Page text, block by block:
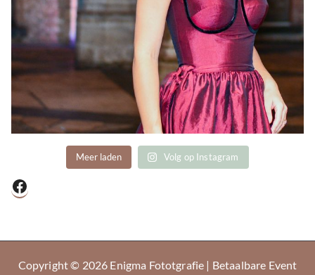
Meer laden Volg op Instagram
Facebook
Copyright © 2026 Enigma Fototgrafie | Betaalbare Event